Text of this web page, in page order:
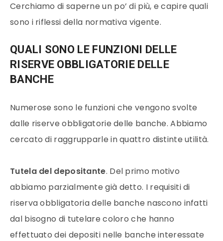
Cerchiamo di saperne un po’ di più, e capire quali
sono i riflessi della normativa vigente.
QUALI SONO LE FUNZIONI DELLE
RISERVE OBBLIGATORIE DELLE
BANCHE
Numerose sono le funzioni che vengono svolte
dalle riserve obbligatorie delle banche. Abbiamo
cercato di raggrupparle in quattro distinte utilità.
Tutela del depositante. Del primo motivo
abbiamo parzialmente già detto. I requisiti di
riserva obbligatoria delle banche nascono infatti
dal bisogno di tutelare coloro che hanno
effettuato dei depositi nelle banche interessate